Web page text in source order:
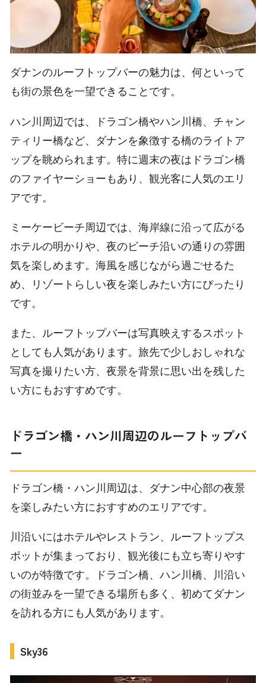
ダナンのルーフトップバーの魅力は、何といって
も街の景色を一望できることです。
ハン川周辺では、ドラゴン橋やハン川橋、チャン
ティリー橋など、ダナンを象徴する橋のライトア
ップを眺められます。特に週末の夜はドラゴン橋
のファイヤーショーもあり、観光客に人気のエリ
アです。
ミーケービーチ周辺では、海岸線に沿って広がる
ホテルの明かりや、夜のビーチ沿いの通りの雰囲
気を楽しめます。海風を感じながら過ごせるた
め、リゾートらしい夜を楽しみたい方にぴったり
です。
また、ルーフトップバーは写真映えするスポット
としても人気があります。旅先で少しおしゃれな
写真を撮りたい方、夜景を背景に思い出を残した
い方にもおすすめです。
ドラゴン橋・ハン川周辺のルーフトップバ
ー
ドラゴン橋・ハン川周辺は、ダナン中心部の夜景
を楽しみたい方におすすめのエリアです。
川沿いにはホテルやレストラン、ルーフトップス
ポットが集まっており、観光後にも立ち寄りやす
いのが特徴です。ドラゴン橋、ハン川橋、川沿い
の街並みを一望できる場所も多く、初めてダナン
を訪れる方にも人気があります。
Sky36